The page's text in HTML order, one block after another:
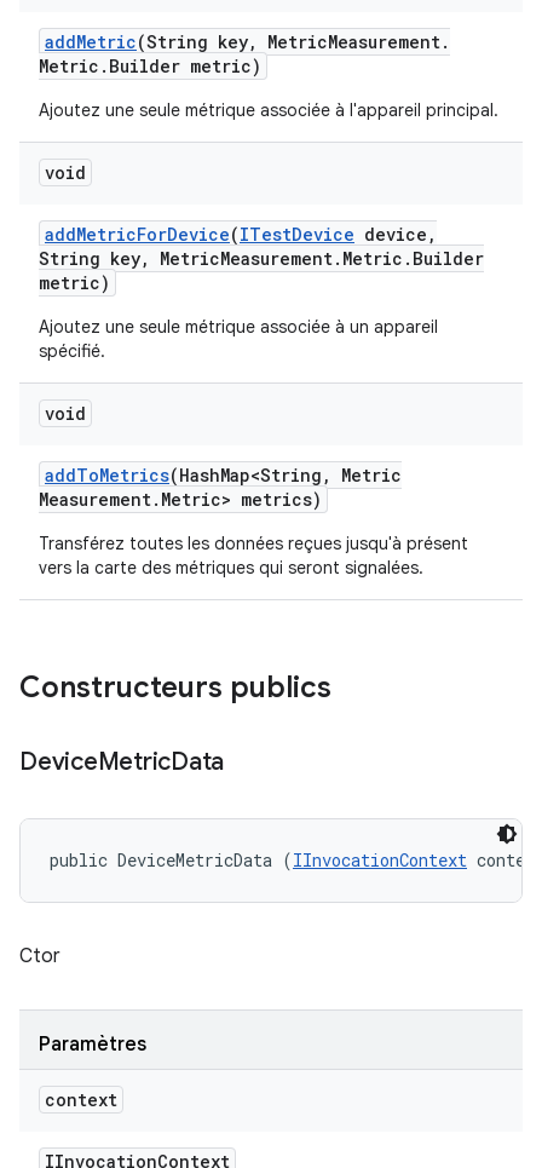
addMetric(String key, MetricMeasurement.
Metric . Builder metric)
Ajoutez une seule métrique associée à l'appareil principal.
void
addMetricForDevice(ITestDevice device ,
String key, MetricMeasurement. Metric . Builder
metric)
Ajoutez une seule métrique associée à un appareil
spécifié.
void
addToMetrics(HashMap<String ,
Metric
Measurement. Metric> metrics)
Transférez toutes les données reçues jusqu'à présent
vers la carte des métriques qui seront signalées.
Constructeurs publics
DeviceMetricData
public DeviceMetricData (IInvocationContext
Ctor
Paramètres
context
IInvocationContext